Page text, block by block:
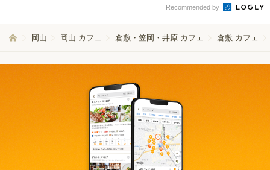
Recommended by
岡山 岡山 カフェ 倉敷・笠岡・井原 カフェ 倉敷 カフェ